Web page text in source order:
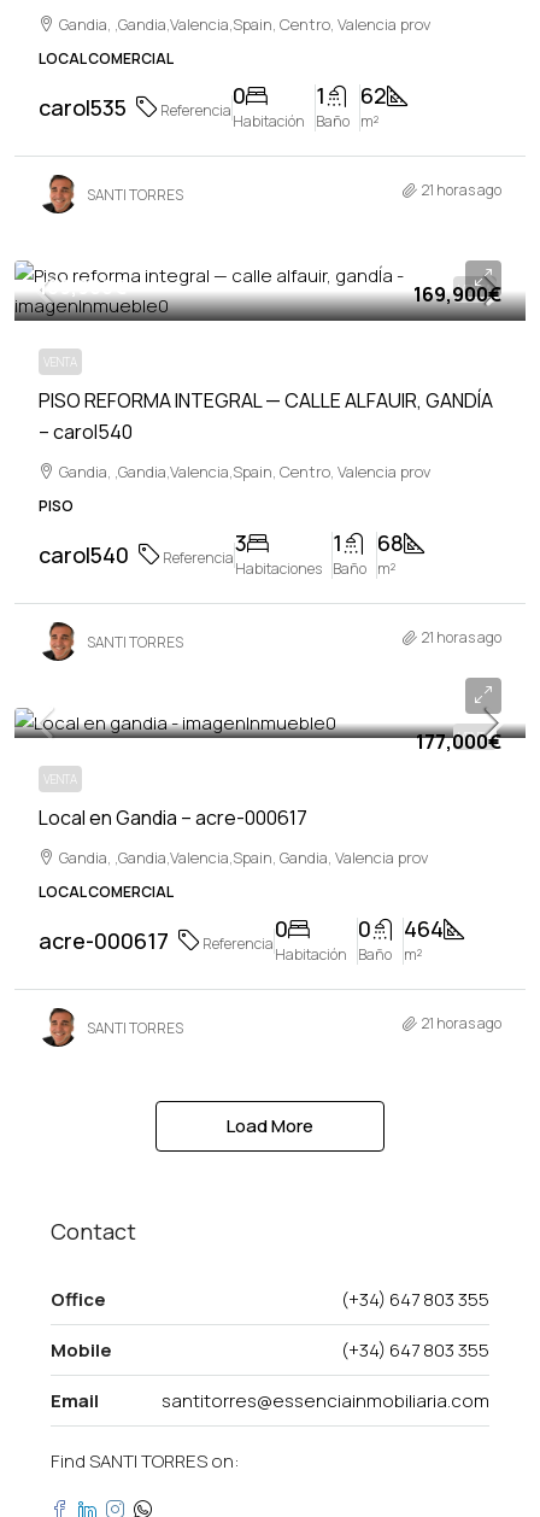
Gandia, ,Gandia,Valencia,Spain, Centro, Valencia prov
LOCAL COMERCIAL
carol535 Referencia
0
Habitación
1
Baño
62
m²
SANTI TORRES 21 horas ago
VENTA
169,900€
VENTA
PISO REFORMA INTEGRAL — CALLE ALFAUIR, GANDÍA
– carol540
169,900€
Gandia, ,Gandia,Valencia,Spain, Centro, Valencia prov
PISO
carol540 Referencia
3
Habitaciones
1
Baño
68
m²
SANTI TORRES 21 horas ago
VENTA
177,000€
VENTA
Local en Gandia – acre-000617
177,000€
Gandia, ,Gandia,Valencia,Spain, Gandia, Valencia prov
LOCAL COMERCIAL
acre-000617 Referencia
0
Habitación
0
Baño
464
m²
SANTI TORRES 21 horas ago
Load More
Contact
Office
(+34) 647 803 355
Mobile
(+34) 647 803 355
Email
santitorres@essenciainmobiliaria.com
Find SANTI TORRES on: